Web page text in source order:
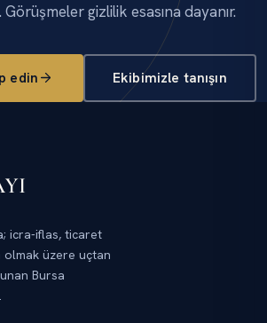
gizlilik esasına dayanır.
edin Ekibimizle tanışın
icra-iflas, ticaret
olmak üzere uçtan
Bursa